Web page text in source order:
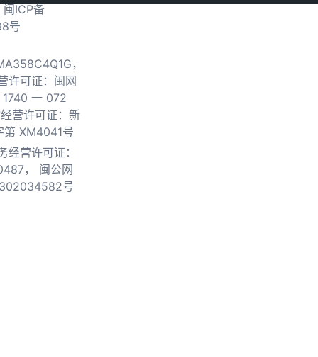
闽ICP备
号
，
许可证：闽网
一 072
营许可证：新
第 XM4041号
经营许可证：
，
闽公网
号